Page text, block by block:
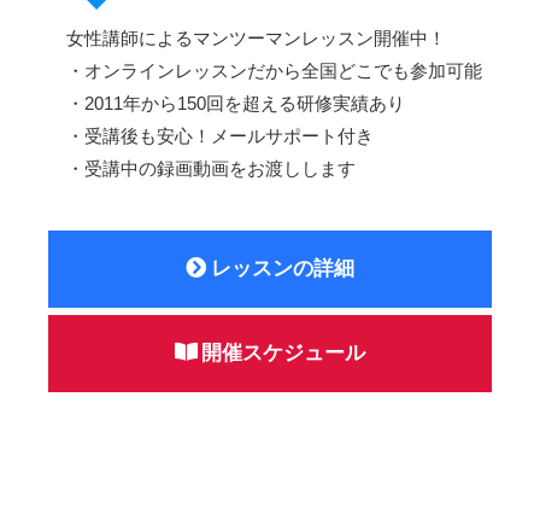
女性講師によるマンツーマンレッスン開催中！
・オンラインレッスンだから全国どこでも参加可能
・2011年から150回を超える研修実績あり
・受講後も安心！メールサポート付き
・受講中の録画動画をお渡しします
レッスンの詳細
開催スケジュール